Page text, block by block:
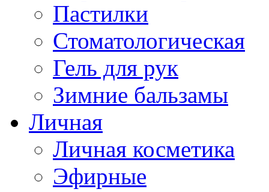
Пастилки
Стоматологическая
Гель для рук
Зимние бальзамы
Личная
Личная косметика
Эфирные